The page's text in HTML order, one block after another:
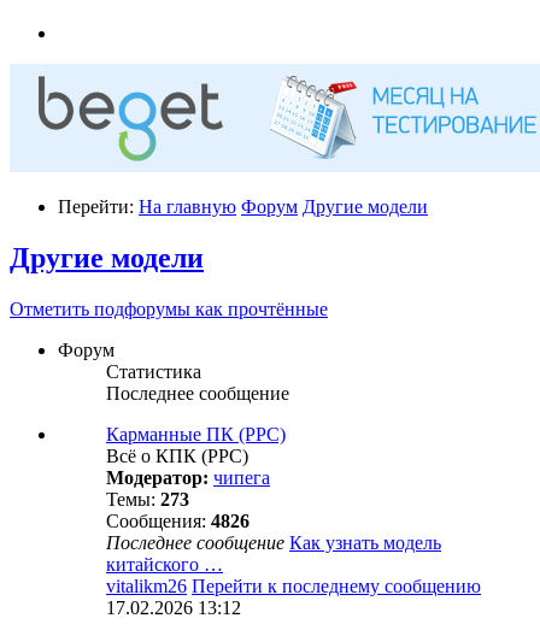
Перейти: На главную Форум Другие модели
Другие модели
Отметить подфорумы как прочтённые
Форум
Статистика
Последнее сообщение
Карманные ПК (PPC)
Всё о КПК (PPC)
Модератор: чипега
Темы: 273
Сообщения: 4826
Последнее сообщение Как узнать модель
китайского …
vitalikm26 Перейти к последнему сообщению
17.02.2026 13:12